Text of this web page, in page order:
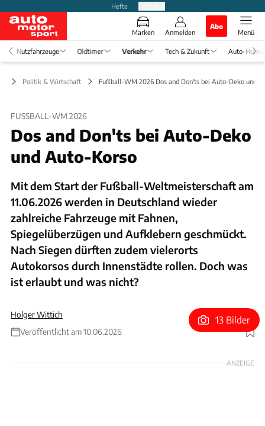
Hefte
Marken Anmelden
Abo
Menü
Nutzfahrzeuge Oldtimer Verkehr Tech & Zukunft Auto-
Politik & Wirtschaft Fußball-WM 2026 Dos and Don'ts bei Auto-Deko und
FUSSBALL-WM 2026
Dos and Don'ts bei Auto-Deko
und Auto-Korso
Mit dem Start der Fußball-Weltmeisterschaft am
11.06.2026 werden in Deutschland wieder
zahlreiche Fahrzeuge mit Fahnen,
Spiegelüberzügen und Aufklebern geschmückt.
Nach Siegen dürften zudem vielerorts
Autokorsos durch Innenstädte rollen. Doch was
ist erlaubt und was nicht?
Holger Wittich
Veröffentlicht am 10.06.2026
Foto: Hans-Dieter Seufert
13 Bilder
ANZEIGE